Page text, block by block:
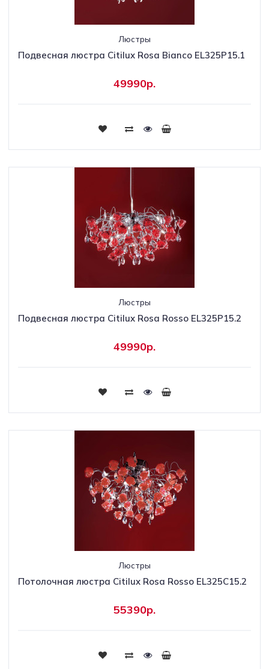
Люстры
Подвесная люстра Citilux Rosa Bianco EL325P15.1
49990р.
Люстры
Подвесная люстра Citilux Rosa Rosso EL325P15.2
49990р.
Люстры
Потолочная люстра Citilux Rosa Rosso EL325C15.2
55390р.